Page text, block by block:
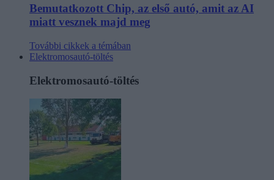
Bemutatkozott Chip, az első autó, amit az AI
miatt vesznek majd meg
További cikkek a témában
Elektromosautó-töltés
Elektromosautó-töltés